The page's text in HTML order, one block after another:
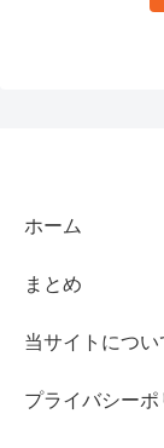
ホーム
まとめ
当サイトについ
プライバシーポ